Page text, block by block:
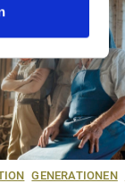
GENERATIONEN